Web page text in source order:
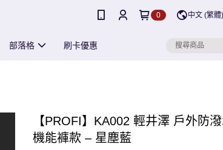
0 中文 (繁體)
部落格 刷卡優惠
【PROFI】KA002 輕井澤 戶外防
機能褲款 – 星塵藍